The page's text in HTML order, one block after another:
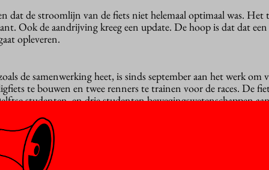
dat de stroomlijn van de fiets niet helemaal optimaal was. Het
Ook de aandrijving kreeg een update. De hoop is dat dat een
opleveren.
de samenwerking heet, is sinds september aan het werk om
te bouwen en twee renners te trainen voor de races. De
studenten, en drie studenten bewegingswetenschappen
naar twee wereldrecords: het uurrecord en het snelheidsrecord.
baan in het oosten van Duitsland. Half september volgt de
Verenigde Staten.